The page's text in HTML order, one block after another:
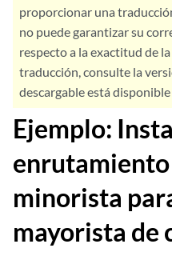
proporcionar una
no puede garantizar su
respecto a la exactitud de
traducción, consulte la
descargable está
Ejemplo:
enrutamiento
minorista
mayorista de